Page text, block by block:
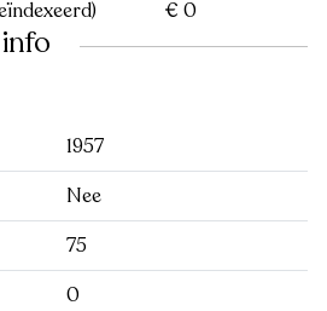
€ 0
1957
Nee
75
0